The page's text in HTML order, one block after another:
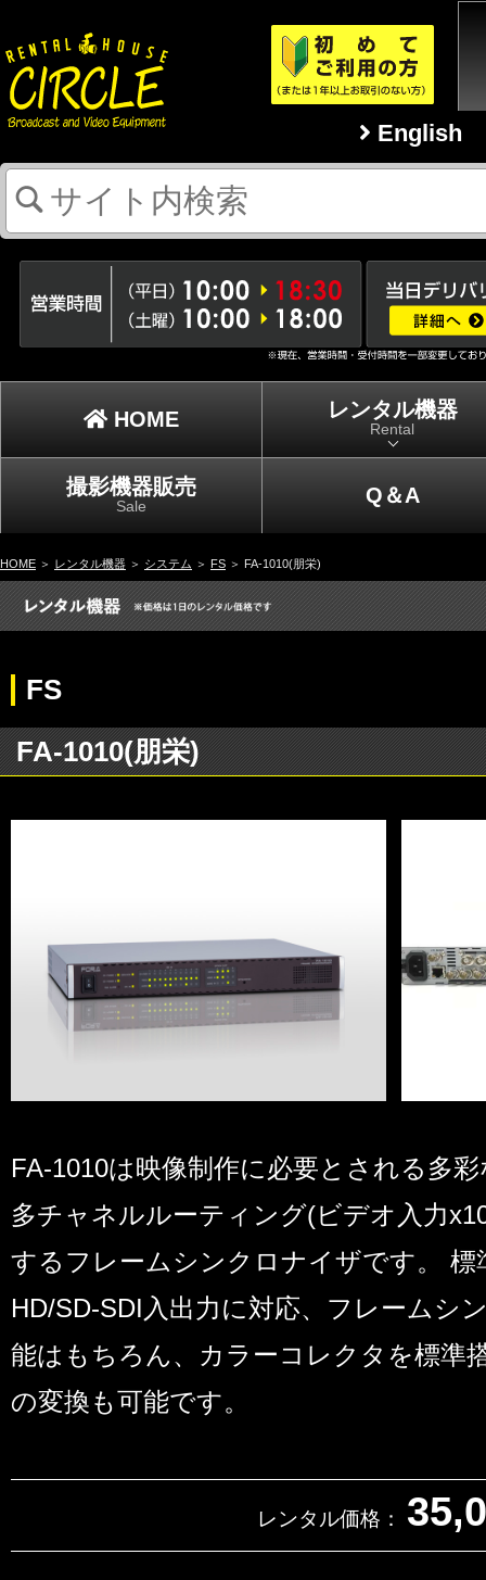
English
HOME レンタル機器
Rental
撮影機器販売
Sale Q＆A
HOME ＞ レンタル機器 ＞ システム ＞ FS ＞ FA-1010(朋栄)
FS
FA-1010(朋栄)
FA-1010は映像制作に必要とされる多
多チャネルルーティング(ビデオ入力
するフレームシンクロナイザです。 標
HD/SD-SDI入出力に対応、フレームシ
能はもちろん、カラーコレクタを標準
の変換も可能です。
レンタル価格：